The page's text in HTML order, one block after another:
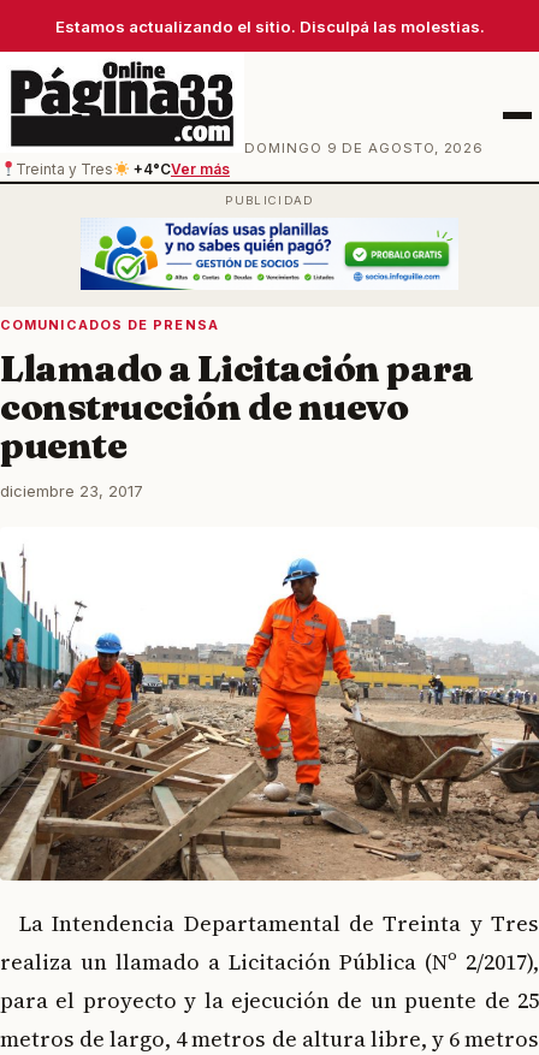
Estamos actualizando el sitio. Disculpá las molestias.
DOMINGO 9 DE AGOSTO, 2026
Treinta y Tres
+4°CVer más
Menú
COMUNICADOS DE PRENSA
Llamado a Licitación para
construcción de nuevo
puente
diciembre 23, 2017
La Intendencia Departamental de Treinta y Tres
realiza un llamado a Licitación Pública (Nº 2/2017),
para el proyecto y la ejecución de un puente de 25
metros de largo, 4 metros de altura libre, y 6 metros